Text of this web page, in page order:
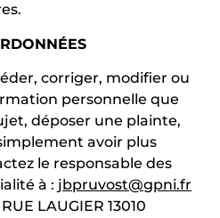
corriger, modifier ou
personnelle que
déposer une plainte,
avoir plus
le responsable des
à : jbpruvost@gpni.fr
LAUGIER 13010